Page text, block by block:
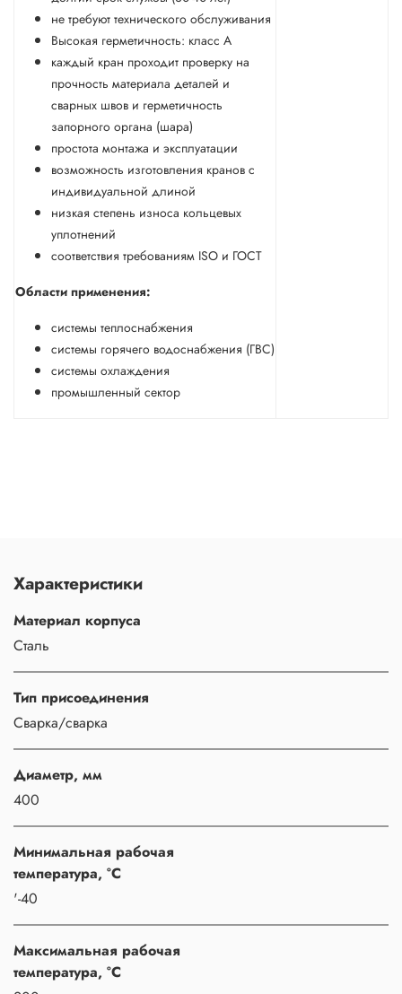
не требуют технического обслуживания
Высокая герметичность: класс А
каждый кран проходит проверку на
прочность материала деталей и
сварных швов и герметичность
запорного органа (шара)
простота монтажа и эксплуатации
возможность изготовления кранов с
индивидуальной длиной
низкая степень износа кольцевых
уплотнений
соответствия требованиям ISO и ГОСТ
Области применения:
системы теплоснабжения
системы горячего водоснабжения (ГВС)
системы охлаждения
промышленный сектор
Характеристики
Материал корпуса
Сталь
Тип присоединения
Сварка/сварка
Диаметр, мм
400
Минимальная рабочая
температура, °C
'-40
Максимальная рабочая
температура, °C